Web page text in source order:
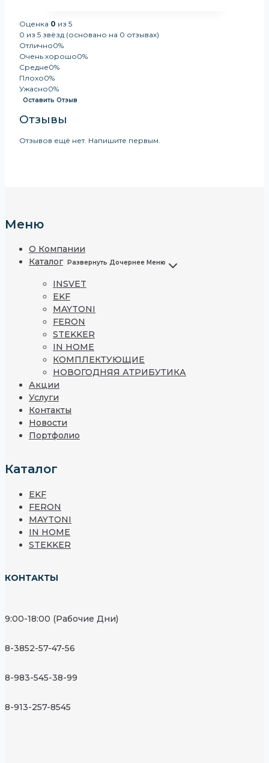
Оценка 0 из 5
0 из 5 звёзд (основано на 0 отзывах)
Отлично0%
Очень хорошо0%
Средне0%
Плохо0%
Ужасно0%
Оставить Отзыв
Отзывы
Отзывов ещё нет. Напишите первым.
Меню
О Компании
Каталог
Развернуть Дочернее Меню
INSVET
EKF
MAYTONI
FERON
STEKKER
IN HOME
КОМПЛЕКТУЮЩИЕ
НОВОГОДНЯЯ АТРИБУТИКА
Акции
Услуги
Контакты
Новости
Портфолио
Каталог
EKF
FERON
MAYTONI
IN HOME
STEKKER
КОНТАКТЫ
9:00-18:00 (Рабочие Дни)
8-3852-57-47-56
8-983-545-38-99
8-913-257-8545